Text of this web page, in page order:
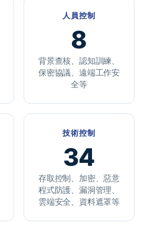
人員控制
8
背景查核、認知訓練、
保密協議、遠端工作安
全等
技術控制
34
存取控制、加密、惡意
程式防護、漏洞管理、
雲端安全、資料遮罩等